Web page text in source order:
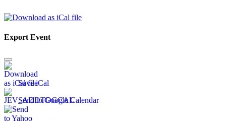
Export Event
Save iCal
Send to Google Calendar